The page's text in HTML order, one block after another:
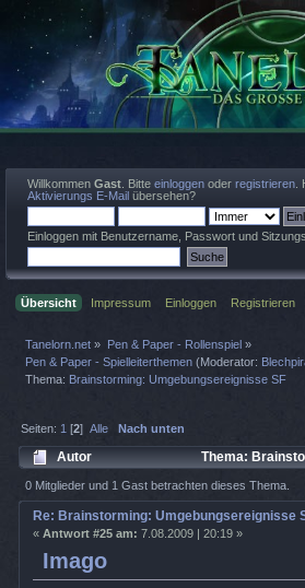
Willkommen Gast . Bitte einloggen oder registrieren
Aktivierungs E-Mail übersehen?
Einloggen mit Benutzername, Passwort und
Übersicht Impressum Einloggen Registrieren
Tanelorn.net » Pen & Paper - Rollenspiel»
Pen & Paper - Spielleiterthemen (Moderator:
Thema: Brainstorming: Umgebungsereignisse SF
Seiten: 1 [2]Alle Nach unten
Autor
Thema:
Umgebungsereignisse SF (Gelesen 5661
0 Mitglieder und 1 Gast betrachten dieses Thema.
Imago
Re: Brainstorming: Umgebungsereignisse
« Antwort #25 am: 7.08.2009 | 20:19 »